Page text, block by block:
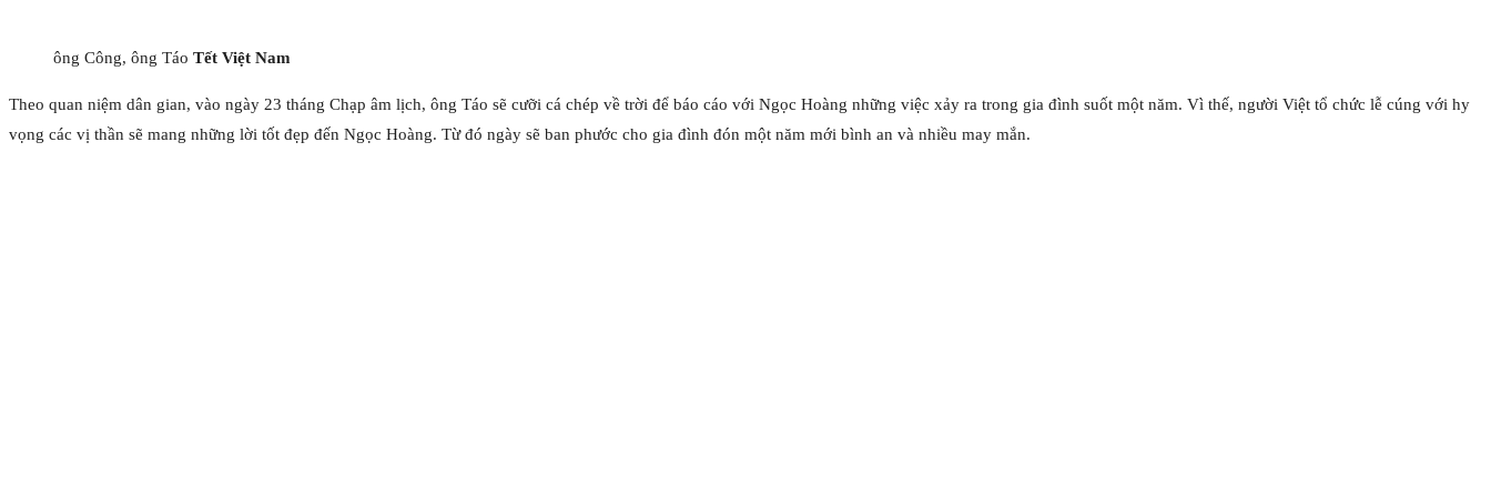
ông Công, ông Táo Tết Việt Nam
Theo quan niệm dân gian, vào ngày 23 tháng Chạp âm lịch, ông Táo sẽ cưỡi cá chép về trời để báo cáo với Ngọc Hoàng những việc xảy ra trong gia đình suốt một năm. Vì thế, người Việt tổ chức lễ cúng với hy
vọng các vị thần sẽ mang những lời tốt đẹp đến Ngọc Hoàng. Từ đó ngày sẽ ban phước cho gia đình đón một năm mới bình an và nhiều may mắn.